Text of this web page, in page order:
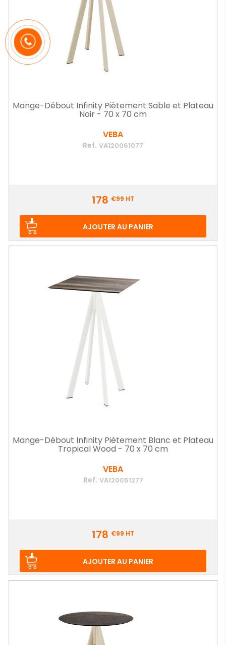
Mange-Débout Infinity Piètement Sable et Plateau
Noir - 70 x 70 cm
VEBA
Ref. VA120061077
178 €99 HT
AJOUTER AU PANIER
Mange-Débout Infinity Piètement Blanc et Plateau
Tropical Wood - 70 x 70 cm
VEBA
Ref. VA120051277
178 €99 HT
AJOUTER AU PANIER